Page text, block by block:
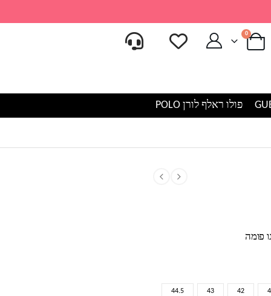
0
פולו ראלף לורן POLO
פומה
42
43
44.5